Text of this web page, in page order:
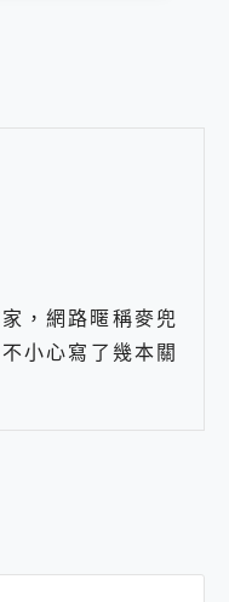
，網路暱稱麥兜
小心寫了幾本關